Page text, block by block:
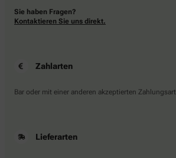
Sie haben Fragen?
Kontaktieren Sie uns direkt.
Zahlarten
Bar oder mit einer anderen akzeptierten
Lieferarten